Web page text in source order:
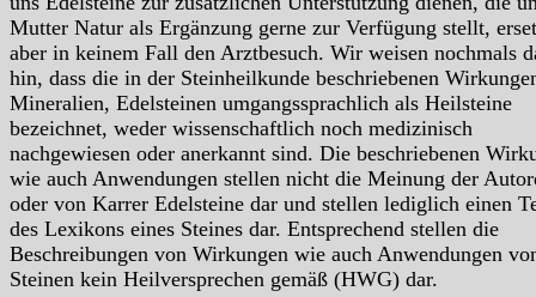
Mutter Natur als Ergänzung gerne zur Verfügung stellt,
aber in keinem Fall den Arztbesuch. Wir weisen nochmals
hin, dass die in der Steinheilkunde beschriebenen
Mineralien, Edelsteinen umgangssprachlich als Heilsteine
bezeichnet, weder wissenschaftlich noch medizinisch
nachgewiesen oder anerkannt sind. Die beschriebenen
wie auch Anwendungen stellen nicht die Meinung der
oder von Karrer Edelsteine dar und stellen lediglich einen
des Lexikons eines Steines dar. Entsprechend stellen die
Beschreibungen von Wirkungen wie auch Anwendungen
Steinen kein Heilversprechen gemäß (HWG) dar.